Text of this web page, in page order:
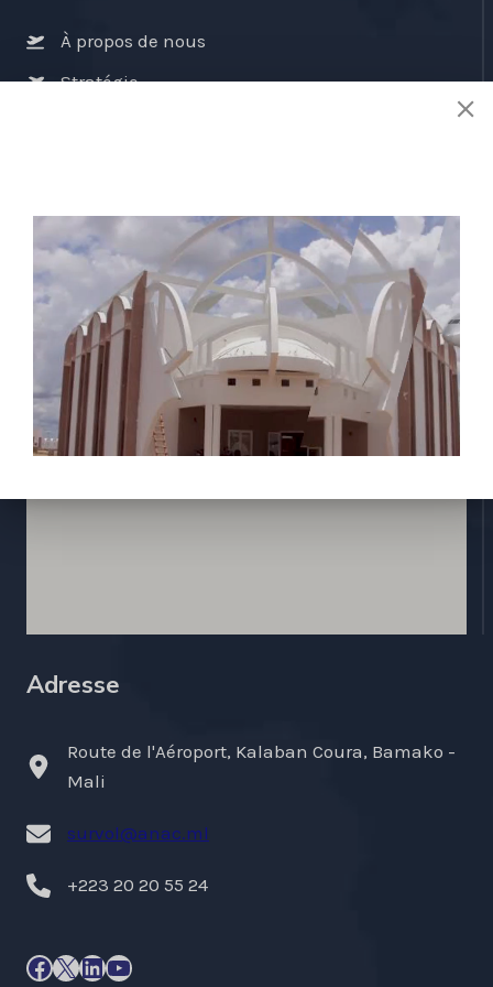
À propos de nous
Stratégie
Contactez nous
Adresse
Route de l'Aéroport, Kalaban Coura, Bamako -
Mali
survol@anac.ml
+223 20 20 55 24
Facebook
X LinkedIn
YouTube